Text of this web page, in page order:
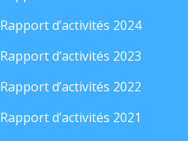
Rapport d’activités 2024
Rapport d’activités 2023
Rapport d’activités 2022
Rapport d’activités 2021